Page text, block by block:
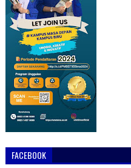
FACEBOOK